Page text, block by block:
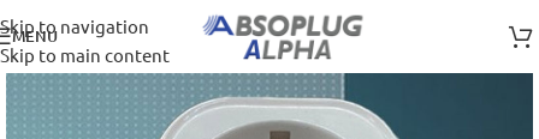
Skip to navigation
Skip to main content
MENU